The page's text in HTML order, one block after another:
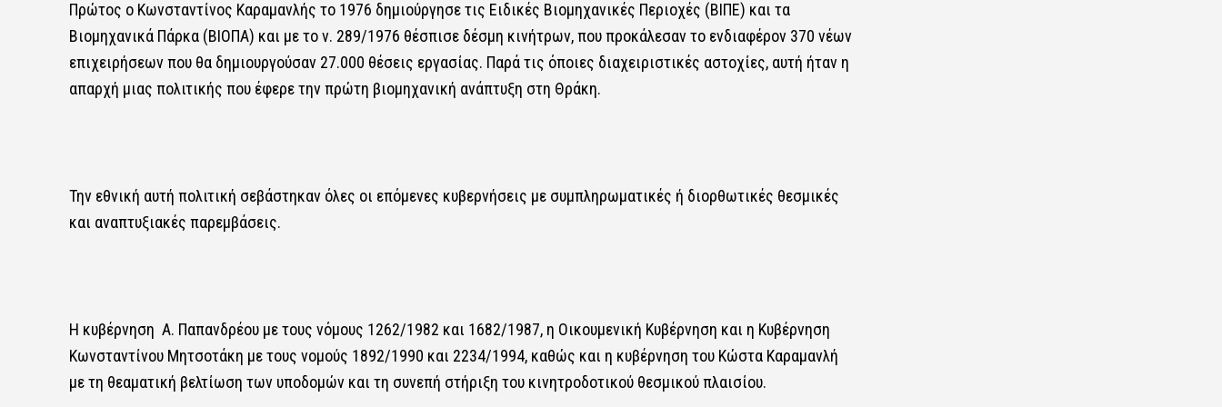
Πρώτος ο Κωνσταντίνος Καραμανλής το 1976 δημιούργησε τις Ειδικές Βιομηχανικές Περιοχές (ΒΙΠΕ) και τα
Βιομηχανικά Πάρκα (ΒΙΟΠΑ) και με το ν. 289/1976 θέσπισε δέσμη κινήτρων, που προκάλεσαν το ενδιαφέρον 370 νέων
επιχειρήσεων που θα δημιουργούσαν 27.000 θέσεις εργασίας. Παρά τις όποιες διαχειριστικές αστοχίες, αυτή ήταν η
απαρχή μιας πολιτικής που έφερε την πρώτη βιομηχανική ανάπτυξη στη Θράκη.
Την εθνική αυτή πολιτική σεβάστηκαν όλες οι επόμενες κυβερνήσεις με συμπληρωματικές ή διορθωτικές θεσμικές
και αναπτυξιακές παρεμβάσεις.
Η κυβέρνηση Α. Παπανδρέου με τους νόμους 1262/1982 και 1682/1987, η Οικουμενική Κυβέρνηση και η Κυβέρνηση
Κωνσταντίνου Μητσοτάκη με τους νομούς 1892/1990 και 2234/1994, καθώς και η κυβέρνηση του Κώστα Καραμανλή
με τη θεαματική βελτίωση των υποδομών και τη συνεπή στήριξη του κινητροδοτικού θεσμικού πλαισίου.